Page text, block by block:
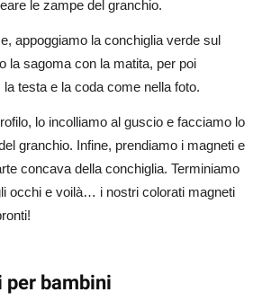
le zampe del granchio.
appoggiamo la conchiglia verde sul
la sagoma con la matita, per poi
testa e la coda come nella foto.
lo incolliamo al guscio e facciamo lo
granchio. Infine, prendiamo i magneti e
concava della conchiglia. Terminiamo
occhi e voilà… i nostri colorati magneti
per bambini